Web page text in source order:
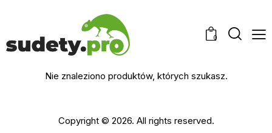
0
Nie znaleziono produktów, których szukasz.
Copyright © 2026. All rights reserved.